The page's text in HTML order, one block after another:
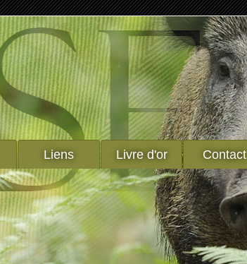
Liens Livre d'or Contact